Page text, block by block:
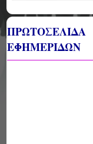
ΠΡΩΤΟΣΕΛΙΔΑ
ΕΦΗΜΕΡΙΔΩΝ